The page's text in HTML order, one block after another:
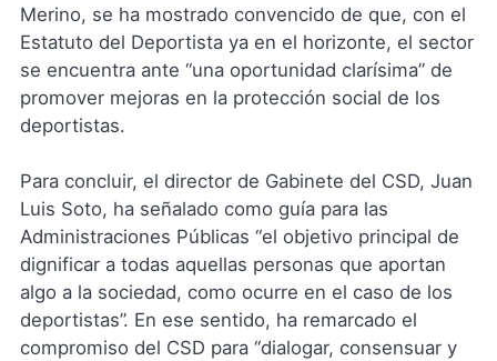
Merino, se ha mostrado convencido de que, con el
Estatuto del Deportista ya en el horizonte, el sector
se encuentra ante “una oportunidad clarísima” de
promover mejoras en la protección social de los
deportistas.
Para concluir, el director de Gabinete del CSD, Juan
Luis Soto, ha señalado como guía para las
Administraciones Públicas “el objetivo principal de
dignificar a todas aquellas personas que aportan
algo a la sociedad, como ocurre en el caso de los
deportistas”. En ese sentido, ha remarcado el
compromiso del CSD para “dialogar, consensuar y